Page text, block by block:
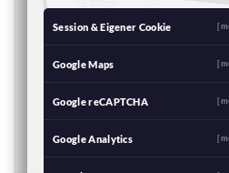
Session & Eigener Cookie
Google Maps
Google reCAPTCHA
Google Analytics